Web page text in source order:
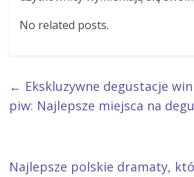
No related posts.
← Ekskluzywne degustacje
piw: Najlepsze miejsca na
Najlepsze polskie dramaty,